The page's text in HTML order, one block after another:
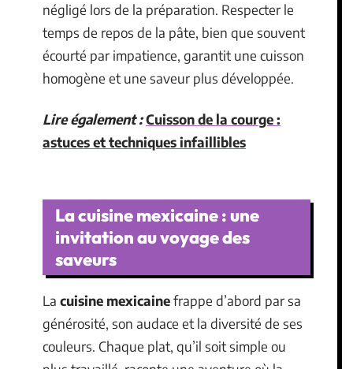
négligé lors de la préparation. Respecter le
temps de repos de la pâte, bien que souvent
écourté par impatience, garantit une cuisson
homogène et une saveur plus développée.
Lire également :Cuisson de la courge :
astuces et techniques infaillibles
La cuisine mexicaine : une
invitation au voyage des
saveurs
La cuisine mexicainefrappe d’abord par sa
générosité, son audace et la diversité de ses
couleurs. Chaque plat, qu’il soit simple ou